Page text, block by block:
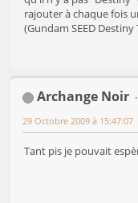
rajouter à chaque fois
(Gundam SEED Destiny
Archange Noir
29 Octobre 2009 à 15:47:07
Tant pis je pouvait